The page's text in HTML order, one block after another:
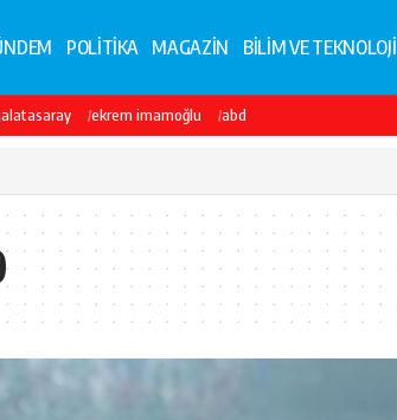
POLİTİKA MAGAZİN BİLİM VE TEKNOLOJİ
ekrem imamoğlu abd